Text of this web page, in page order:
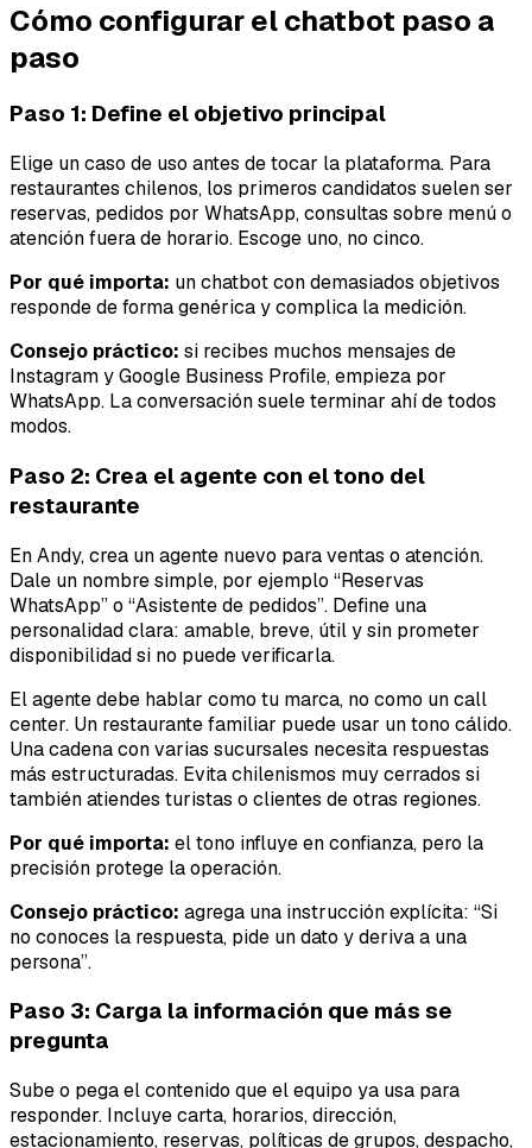
Cómo configurar el chatbot paso a
paso
Paso 1: Define el objetivo principal
Elige un caso de uso antes de tocar la plataforma. Para
restaurantes chilenos, los primeros candidatos suelen ser
reservas, pedidos por WhatsApp, consultas sobre menú o
atención fuera de horario. Escoge uno, no cinco.
Por qué importa: un chatbot con demasiados objetivos
responde de forma genérica y complica la medición.
Consejo práctico: si recibes muchos mensajes de
Instagram y Google Business Profile, empieza por
WhatsApp. La conversación suele terminar ahí de todos
modos.
Paso 2: Crea el agente con el tono del
restaurante
En Andy, crea un agente nuevo para ventas o atención.
Dale un nombre simple, por ejemplo “Reservas
WhatsApp” o “Asistente de pedidos”. Define una
personalidad clara: amable, breve, útil y sin prometer
disponibilidad si no puede verificarla.
El agente debe hablar como tu marca, no como un call
center. Un restaurante familiar puede usar un tono cálido.
Una cadena con varias sucursales necesita respuestas
más estructuradas. Evita chilenismos muy cerrados si
también atiendes turistas o clientes de otras regiones.
Por qué importa: el tono influye en confianza, pero la
precisión protege la operación.
Consejo práctico: agrega una instrucción explícita: “Si
no conoces la respuesta, pide un dato y deriva a una
persona”.
Paso 3: Carga la información que más se
pregunta
Sube o pega el contenido que el equipo ya usa para
responder. Incluye carta, horarios, dirección,
estacionamiento, reservas, políticas de grupos, despacho,